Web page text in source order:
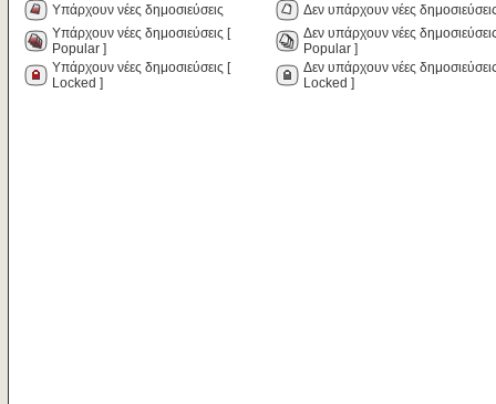
Υπάρχουν νέες δημοσιεύσεις
Δεν υπάρχουν νέες
Υπάρχουν νέες δημοσιεύσεις [
Popular ]
Δεν υπάρχουν νέες
Popular ]
Υπάρχουν νέες δημοσιεύσεις [
Locked ]
Δεν υπάρχουν νέες
Locked ]